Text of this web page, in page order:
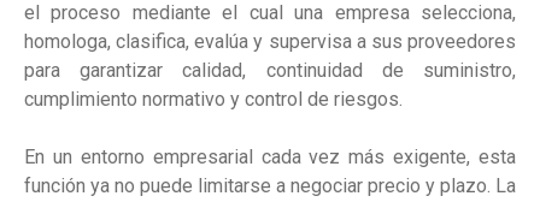
el proceso mediante el cual una empresa selecciona,
homologa, clasifica, evalúa y supervisa a sus proveedores
para garantizar calidad, continuidad de suministro,
cumplimiento normativo y control de riesgos.
En un entorno empresarial cada vez más exigente, esta
función ya no puede limitarse a negociar precio y plazo. La